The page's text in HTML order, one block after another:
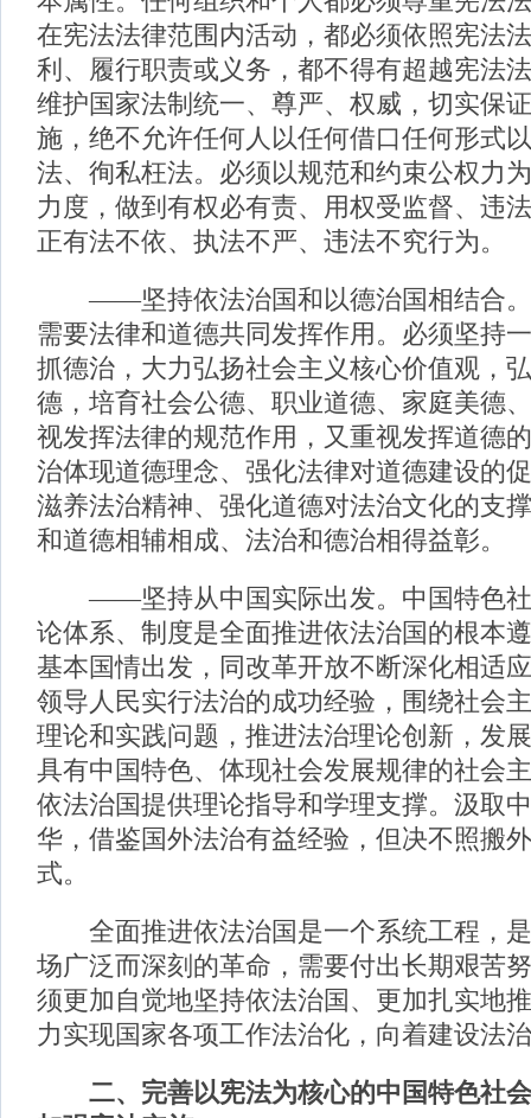
在宪法法律范围内活动，都必须依照宪法
利、履行职责或义务，都不得有超越宪法
维护国家法制统一、尊严、权威，切实保
施，绝不允许任何人以任何借口任何形式
法、徇私枉法。必须以规范和约束公权力
力度，做到有权必有责、用权受监督、违
正有法不依、执法不严、违法不究行为。
——坚持依法治国和以德治国相结合。
需要法律和道德共同发挥作用。必须坚持
抓德治，大力弘扬社会主义核心价值观，
德，培育社会公德、职业道德、家庭美德
视发挥法律的规范作用，又重视发挥道德
治体现道德理念、强化法律对道德建设的
滋养法治精神、强化道德对法治文化的支
和道德相辅相成、法治和德治相得益彰。
——坚持从中国实际出发。中国特色社
论体系、制度是全面推进依法治国的根本
基本国情出发，同改革开放不断深化相适
领导人民实行法治的成功经验，围绕社会
理论和实践问题，推进法治理论创新，发
具有中国特色、体现社会发展规律的社会
依法治国提供理论指导和学理支撑。汲取
华，借鉴国外法治有益经验，但决不照搬
式。
全面推进依法治国是一个系统工程，是
场广泛而深刻的革命，需要付出长期艰苦
须更加自觉地坚持依法治国、更加扎实地
力实现国家各项工作法治化，向着建设法
二、完善以宪法为核心的中国特色社